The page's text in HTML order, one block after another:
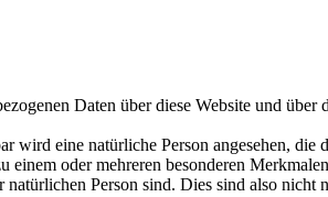
Daten über diese Website und über
wird eine natürliche Person angesehen, die
oder mehreren besonderen
Person sind. Dies sind also nicht